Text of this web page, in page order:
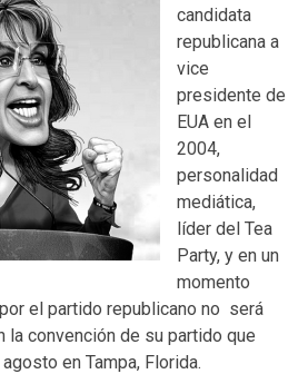
candidata
republicana a
vice
presidente de
EUA en el
2004,
personalidad
mediática,
líder del Tea
Party, y en un
momento
el partido republicano no será
la convención de su partido que
en Tampa, Florida.